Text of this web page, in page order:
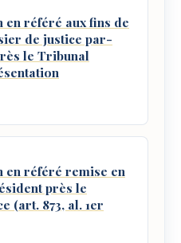
en référé aux fins de
de justice par-
le Tribunal
en référé remise en
près le
(art. 873, al. 1er